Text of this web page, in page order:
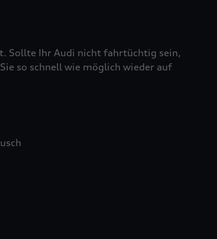
Sollte Ihr Audi nicht fahrtüchtig sein,
so schnell wie möglich wieder auf